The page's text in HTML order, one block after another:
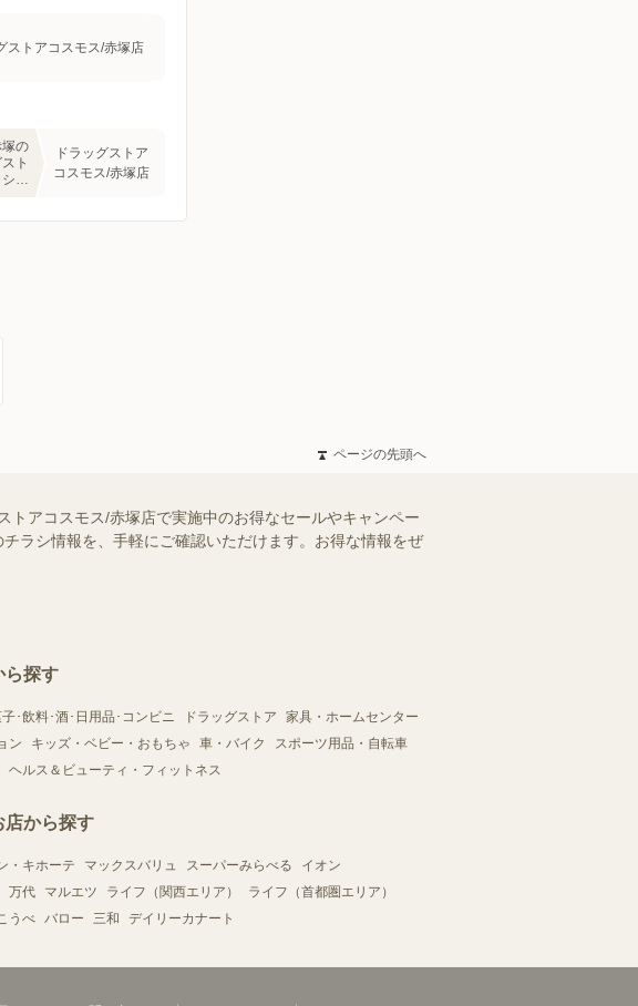
ストアコスモス/赤塚店
の
ト
一
ドラッグストア
コスモス/赤塚店
ページの先頭へ
トアコスモス/赤塚店で実施中のお得なセールやキャンペー
ラシ情報を、手軽にご確認いただけます。お得な情報をぜ
ら探す
･飲料･酒･日用品･コンビニ ドラッグストア
家具・ホームセンター
ン キッズ・ベビー・おもちゃ 車・バイク
スポーツ用品・自転車
ヘルス＆ビューティ・フィットネス
店から探す
・キホーテ マックスバリュ スーパーみらべる
イオン
万代 マルエツ ライフ（関西エリア）
ライフ（首都圏エリア）
うべ バロー 三和 デイリーカナート